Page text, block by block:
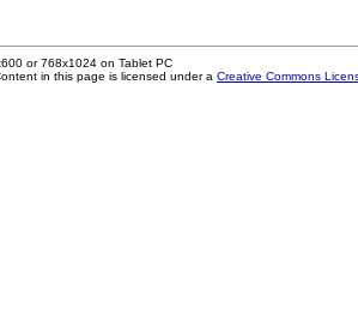
or 768x1024 on Tablet PC
in this page is licensed under a Creative Commons